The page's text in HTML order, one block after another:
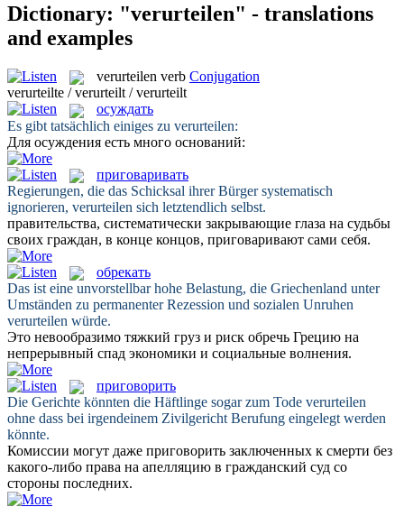
Dictionary: "verurteilen" - translations
and examples
verurteilen verb Conjugation
verurteilte / verurteilt / verurteilt
осуждать
Es gibt tatsächlich einiges zu verurteilen:
Для осуждения есть много оснований:
приговаривать
Regierungen, die das Schicksal ihrer Bürger systematisch
ignorieren, verurteilen sich letztendlich selbst.
правительства, систематически закрывающие глаза на судьбы
своих граждан, в конце концов, приговаривают сами себя.
обрекать
Das ist eine unvorstellbar hohe Belastung, die Griechenland unter
Umständen zu permanenter Rezession und sozialen Unruhen
verurteilen würde.
Это невообразимо тяжкий груз и риск обречь Грецию на
непрерывный спад экономики и социальные волнения.
приговорить
Die Gerichte könnten die Häftlinge sogar zum Tode verurteilen
ohne dass bei irgendeinem Zivilgericht Berufung eingelegt werden
könnte.
Комиссии могут даже приговорить заключенных к смерти без
какого-либо права на апелляцию в гражданский суд со
стороны последних.